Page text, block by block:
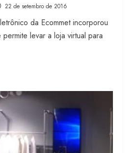
22 de setembro de 2016
da Ecommet incorporou
levar a loja virtual para